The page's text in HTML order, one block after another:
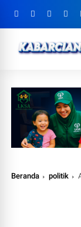
Beranda politik